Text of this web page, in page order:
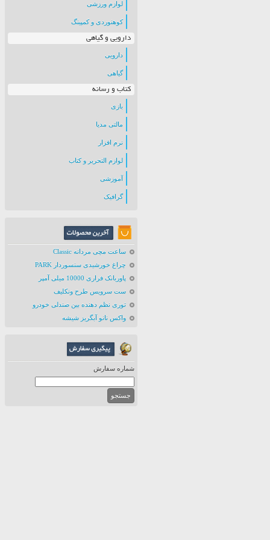
لوازم ورزشی
کوهنوردی و کمپینگ
دارویی و گیاهی
دارویی
گیاهی
کتاب و رسانه
بازی
مالتی مدیا
نرم افزار
لوازم التحریر و کتاب
آموزشی
گرافیک
ساعت مچی مردانه Classic
چراغ خورشیدی سنسوردار PARK
پاوربانک فراری 10000 میلی آمپر
ست سرویس طرح ونکلیف
توری نظم دهنده بین صندلی خودرو
واکس نانو آبگریز شیشه
شماره سفارش